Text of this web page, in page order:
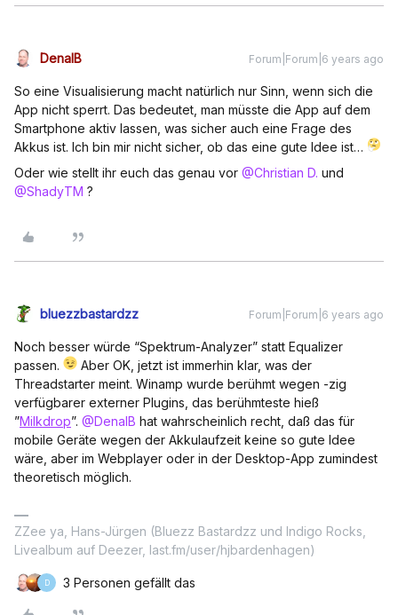
DenalB Forum|Forum|6 years ago
So eine Visualisierung macht natürlich nur Sinn, wenn sich die
App nicht sperrt. Das bedeutet, man müsste die App auf dem
Smartphone aktiv lassen, was sicher auch eine Frage des
Akkus ist. Ich bin mir nicht sicher, ob das eine gute Idee ist…
Oder wie stellt ihr euch das genau vor @Christian D. und
@ShadyTM ?
bluezzbastardzz Forum|Forum|6 years ago
Noch besser würde “Spektrum-Analyzer” statt Equalizer
passen.
Aber OK, jetzt ist immerhin klar, was der
Threadstarter meint. Winamp wurde berühmt wegen -zig
verfügbarer externer Plugins, das berühmteste hieß
”Milkdrop”. @DenalB hat wahrscheinlich recht, daß das für
mobile Geräte wegen der Akkulaufzeit keine so gute Idee
wäre, aber im Webplayer oder in der Desktop-App zumindest
theoretisch möglich.
ZZee ya, Hans-Jürgen (Bluezz Bastardzz und Indigo Rocks,
Livealbum auf Deezer, last.fm/user/hjbardenhagen)
D 3 Personen gefällt das